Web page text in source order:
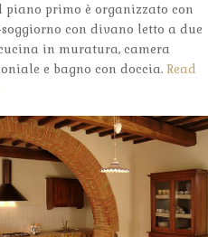
piano primo è organizzato con
con divano letto a due
in muratura, camera
e bagno con doccia. Read